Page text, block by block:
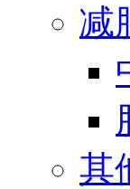
减
其